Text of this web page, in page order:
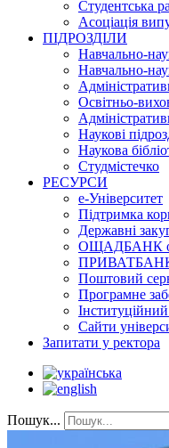
Студентська
Асоціація
ПІДРОЗДІЛИ
Навчально-
Навчально-
Освітньо-
Наукові
Наукова
Студмістечко
РЕСУРСИ
е-Університет
Підтримка
Державні
ОЩАДБАНК
ПРИВАТБАНК
Поштовий
Програмне
Сайти
Запитати у ректора
Пошук...